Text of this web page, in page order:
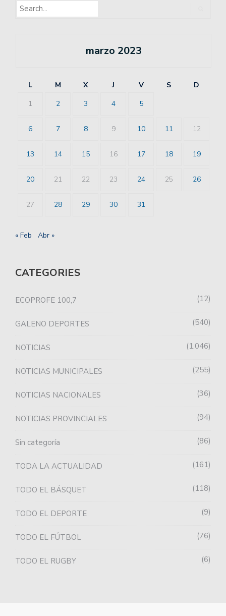
marzo 2023
L M X J V S
D
1
2 3 4 5
6 7 8 9 10 11 12
13 14 15 16 17 18 19
20 21 22 23 24 25 26
27 28 29 30 31
« Feb Abr »
CATEGORIES
ECOPROFE 100,7 12
GALENO DEPORTES 540
NOTICIAS 1.046
NOTICIAS MUNICIPALES 255
NOTICIAS NACIONALES 36
NOTICIAS PROVINCIALES 94
Sin categoría 86
TODA LA ACTUALIDAD 161
TODO EL BÁSQUET 118
TODO EL DEPORTE 9
TODO EL FÚTBOL 76
TODO EL RUGBY 6